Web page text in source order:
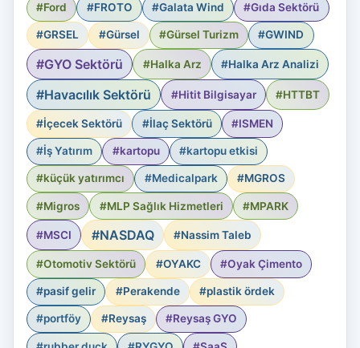
#Ford #FROTO #Galata Wind #Gıda Sektörü
#GRSEL #Gürsel #Gürsel Turizm #GWIND
#GYO Sektörü #Halka Arz #Halka Arz Analizi
#Havacılık Sektörü #Hitit Bilgisayar #HTTBT
#İçecek Sektörü #İlaç Sektörü #ISMEN
#İş Yatırım #kartopu #kartopu etkisi
#küçük yatırımcı #Medicalpark #MGROS
#Migros #MLP Sağlık Hizmetleri #MPARK
#MSCI #NASDAQ #Nassim Taleb
#Otomotiv Sektörü #OYAKC #Oyak Çimento
#pasif gelir #Perakende #plastik ördek
#portföy #Reysaş #Reysaş GYO